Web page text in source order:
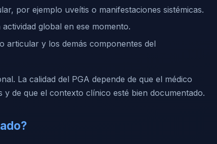
por ejemplo uveítis o manifestaciones sistémicas.
global en ese momento.
articular y los demás componentes del
La calidad del PGA depende de que el médico
de que el contexto clínico esté bien documentado.